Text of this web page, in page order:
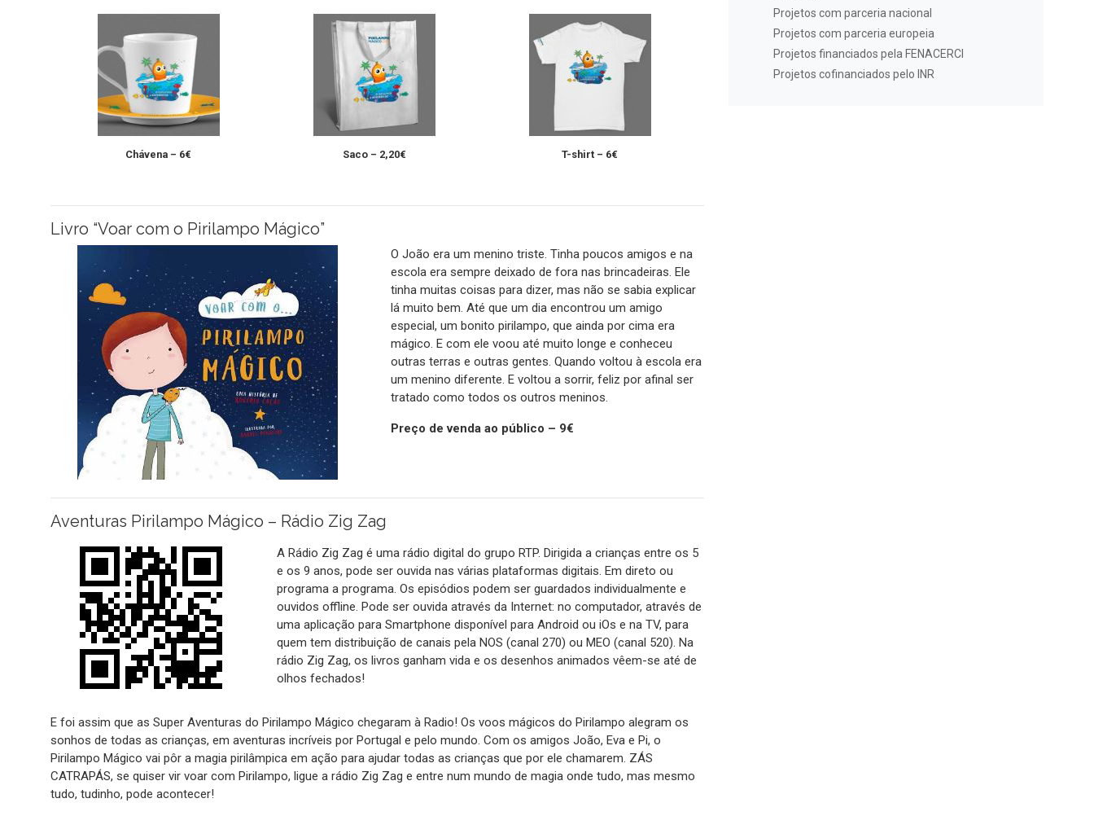
Chávena – 6€ Saco – 2,20€ T-shirt – 6€
Livro “Voar com o Pirilampo Mágico”
O João era um menino triste. Tinha poucos amigos e na
escola era sempre deixado de fora nas brincadeiras. Ele
tinha muitas coisas para dizer, mas não se sabia explicar
lá muito bem. Até que um dia encontrou um amigo
especial, um bonito pirilampo, que ainda por cima era
mágico. E com ele voou até muito longe e conheceu
outras terras e outras gentes. Quando voltou à escola era
um menino diferente. E voltou a sorrir, feliz por afinal ser
tratado como todos os outros meninos.
Preço de venda ao público – 9€
Aventuras Pirilampo Mágico – Rádio Zig Zag
A Rádio Zig Zag é uma rádio digital do grupo RTP. Dirigida a crianças entre os 5
e os 9 anos, pode ser ouvida nas várias plataformas digitais. Em direto ou
programa a programa. Os episódios podem ser guardados individualmente e
ouvidos offline. Pode ser ouvida através da Internet: no computador, através de
uma aplicação para Smartphone disponível para Android ou iOs e na TV, para
quem tem distribuição de canais pela NOS (canal 270) ou MEO (canal 520). Na
rádio Zig Zag, os livros ganham vida e os desenhos animados vêem-se até de
olhos fechados!
E foi assim que as Super Aventuras do Pirilampo Mágico chegaram à Radio! Os voos mágicos do Pirilampo alegram os
sonhos de todas as crianças, em aventuras incríveis por Portugal e pelo mundo. Com os amigos João, Eva e Pi, o
Pirilampo Mágico vai pôr a magia pirilâmpica em ação para ajudar todas as crianças que por ele chamarem. ZÁS
CATRAPÁS, se quiser vir voar com Pirilampo, ligue a rádio Zig Zag e entre num mundo de magia onde tudo, mas mesmo
tudo, tudinho, pode acontecer!
Projetos com parceria nacional
Projetos com parceria europeia
Projetos financiados pela FENACERCI
Projetos cofinanciados pelo INR